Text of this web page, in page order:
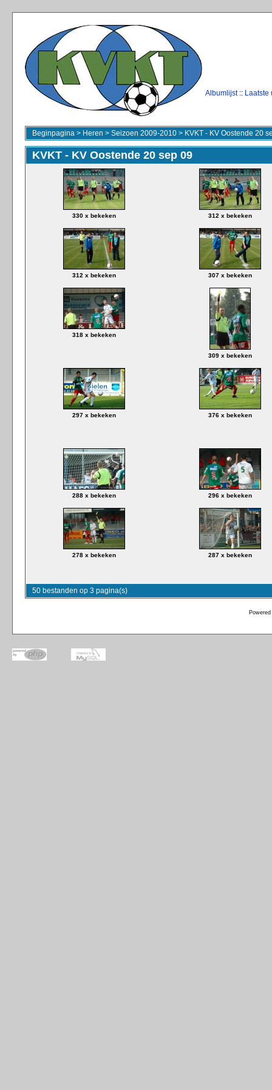
Albumlijst:: Laatste
Beginpagina > Heren > Seizoen 2009-2010 > KVKT - KV Oostende 20
KVKT - KV Oostende 20 sep 09
330 x bekeken 312 x bekeken
312 x bekeken 307 x bekeken
318 x bekeken
309 x bekeken
297 x bekeken 376 x bekeken
288 x bekeken 296 x bekeken
278 x bekeken 287 x bekeken
50 bestanden op 3 pagina(s)